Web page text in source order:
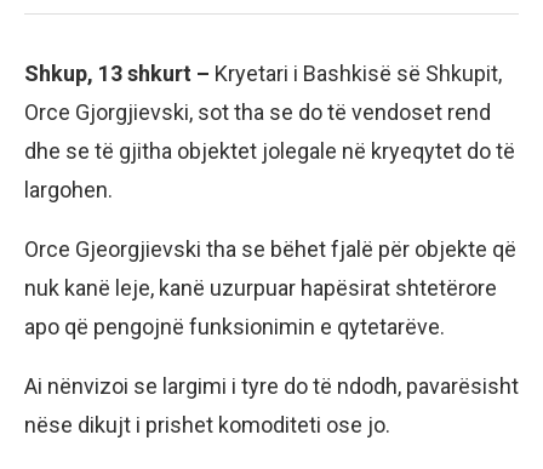
Shkup, 13 shkurt – Kryetari i Bashkisë së Shkupit,
Orce Gjorgjievski, sot tha se do të vendoset rend
dhe se të gjitha objektet jolegale në kryeqytet do të
largohen.
Orce Gjeorgjievski tha se bëhet fjalë për objekte që
nuk kanë leje, kanë uzurpuar hapësirat shtetërore
apo që pengojnë funksionimin e qytetarëve.
Ai nënvizoi se largimi i tyre do të ndodh, pavarësisht
nëse dikujt i prishet komoditeti ose jo.